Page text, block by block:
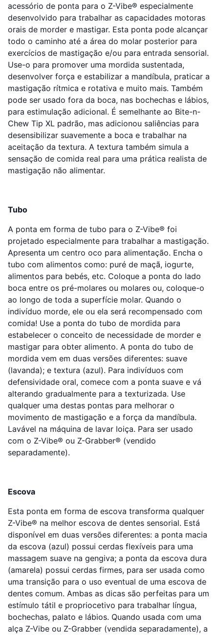
acessório de ponta para o Z-Vibe® especialmente
desenvolvido para trabalhar as capacidades motoras
orais de morder e mastigar. Esta ponta pode alcançar
todo o caminho até a área do molar posterior para
exercícios de mastigação e/ou para entrada sensorial.
Use-o para promover uma mordida sustentada,
desenvolver força e estabilizar a mandíbula, praticar a
mastigação rítmica e rotativa e muito mais. Também
pode ser usado fora da boca, nas bochechas e lábios,
para estimulação adicional. É semelhante ao Bite-n-
Chew Tip XL padrão, mas adicionou saliências para
desensibilizar suavemente a boca e trabalhar na
aceitação da textura. A textura também simula a
sensação de comida real para uma prática realista de
mastigação não alimentar.
Tubo
A ponta em forma de tubo para o Z-Vibe® foi
projetado especialmente para trabalhar a mastigação.
Apresenta um centro oco para alimentação. Encha o
tubo com alimentos como: puré de maçã, iogurte,
alimentos para bebés, etc. Coloque a ponta do lado
boca entre os pré-molares ou molares ou, coloque-o
ao longo de toda a superfície molar. Quando o
indivíduo morde, ele ou ela será recompensado com
comida! Use a ponta do tubo de mordida para
estabelecer o conceito de necessidade de morder e
mastigar para obter alimento. A ponta do tubo de
mordida vem em duas versões diferentes: suave
(lavanda); e textura (azul). Para indivíduos com
defensividade oral, comece com a ponta suave e vá
alterando gradualmente para a texturizada. Use
qualquer uma destas pontas para melhorar o
movimento de mastigação e a força da mandíbula.
Lavável na máquina de lavar loiça. Para ser usado
com o Z-Vibe® ou Z-Grabber® (vendido
separadamente).
Escova
Esta ponta em forma de escova transforma qualquer
Z-Vibe® na melhor escova de dentes sensorial. Está
disponível em duas versões diferentes: a ponta macia
da escova (azul) possui cerdas flexíveis para uma
massagem suave na gengiva; a ponta da escova dura
(amarela) possui cerdas firmes, para ser usada como
uma transição para o uso eventual de uma escova de
dentes comum. Ambas as dicas são perfeitas para um
estímulo tátil e propriocetivo para trabalhar língua,
bochechas, palato e lábios. Quando usada com uma
alça Z-Vibe ou Z-Grabber (vendida separadamente), a